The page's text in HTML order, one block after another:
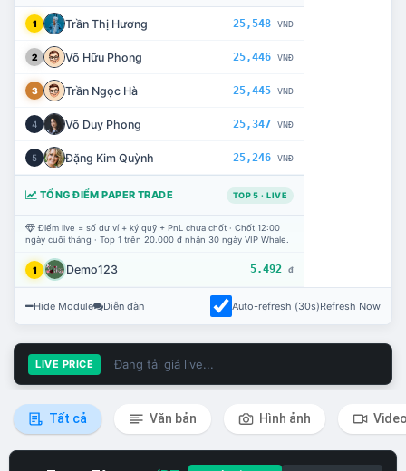
1 Trần Thị Hương 25,548 VNĐ
2 Võ Hữu Phong 25,446 VNĐ
3 Trần Ngọc Hà 25,445 VNĐ
4 Võ Duy Phong 25,347 VNĐ
5 Đặng Kim Quỳnh 25,246 VNĐ
TỔNG ĐIỂM PAPER TRADE TOP 5 · LIVE
Điểm live = số dư ví + ký quỹ + PnL chưa chốt · Chốt 12:00
ngày cuối tháng · Top 1 trên 20.000 đ nhận 30 ngày VIP Whale.
1 Demo123 5.492 đ
Hide Module Diễn đàn Auto-refresh (30s)Refresh Now
LIVE PRICE Đang tải giá live...
Tất cả Văn bản Hình ảnh